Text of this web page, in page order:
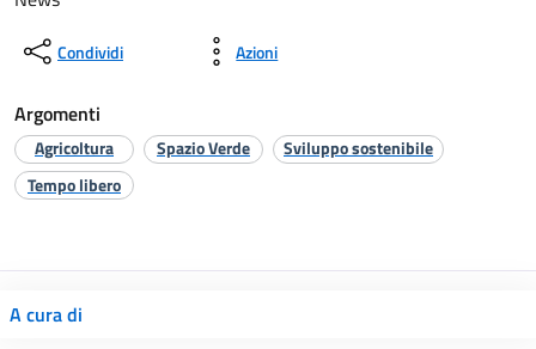
Condividi Azioni
Argomenti
Agricoltura Spazio Verde
Sviluppo sostenibile
Tempo libero
A cura di